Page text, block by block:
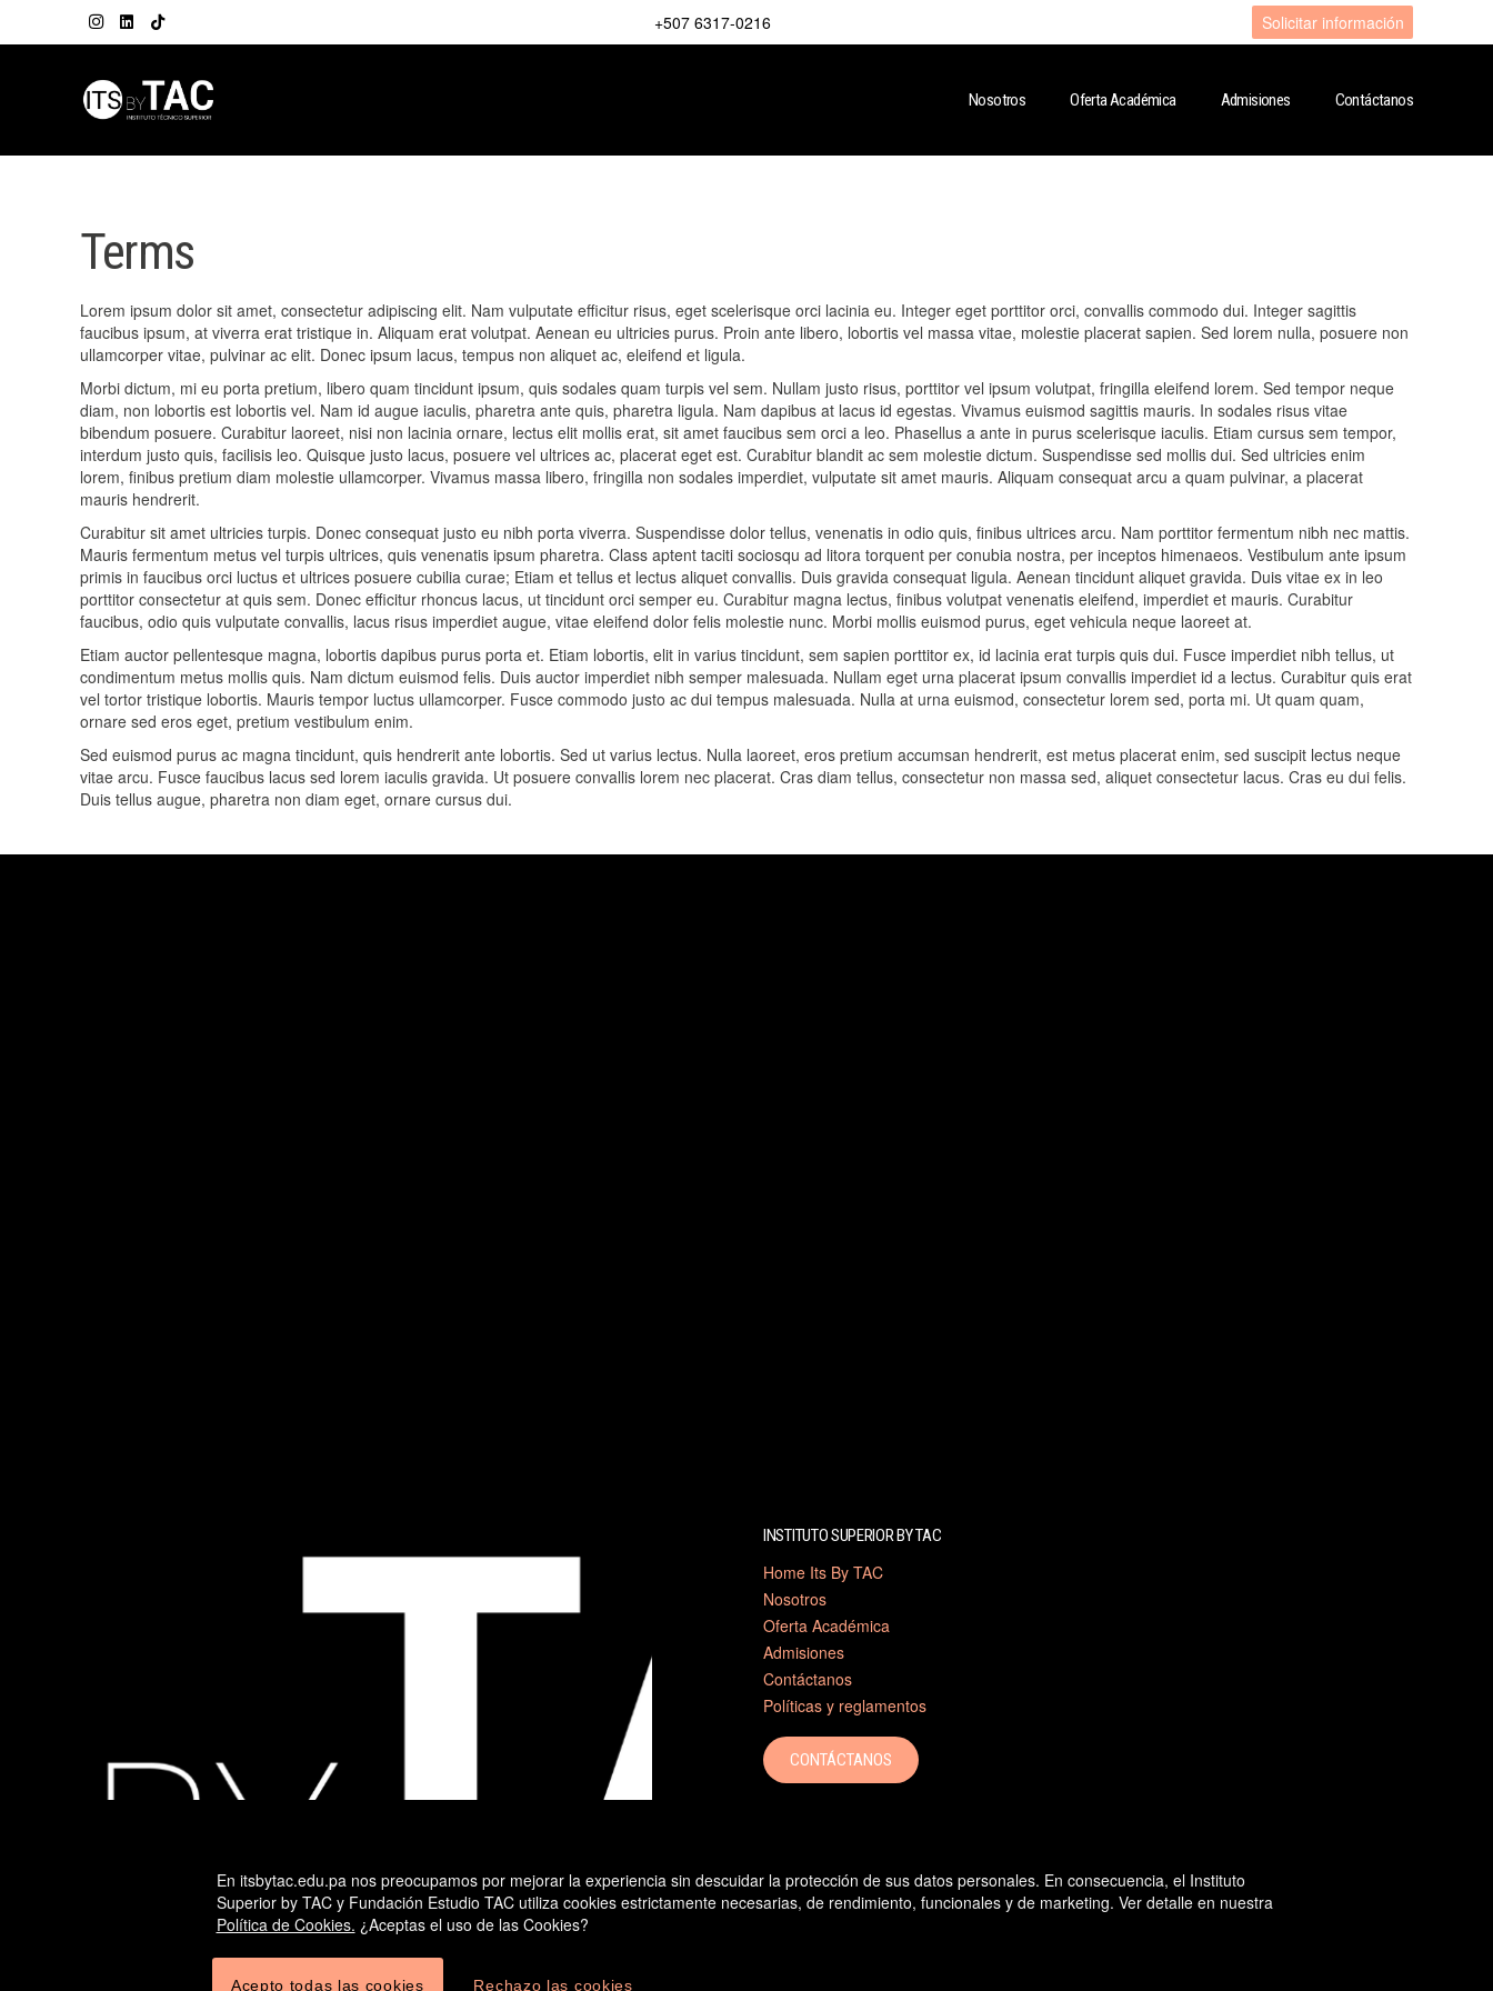
+507 6317-0216 Solicitar información
Nosotros Oferta Académica Admisiones Contáctanos
Terms
Lorem ipsum dolor sit amet, consectetur adipiscing elit. Nam vulputate efficitur risus, eget scelerisque orci lacinia eu. Integer eget porttitor orci, convallis commodo dui. Integer sagittis
faucibus ipsum, at viverra erat tristique in. Aliquam erat volutpat. Aenean eu ultricies purus. Proin ante libero, lobortis vel massa vitae, molestie placerat sapien. Sed lorem nulla, posuere non
ullamcorper vitae, pulvinar ac elit. Donec ipsum lacus, tempus non aliquet ac, eleifend et ligula.
Morbi dictum, mi eu porta pretium, libero quam tincidunt ipsum, quis sodales quam turpis vel sem. Nullam justo risus, porttitor vel ipsum volutpat, fringilla eleifend lorem. Sed tempor neque
diam, non lobortis est lobortis vel. Nam id augue iaculis, pharetra ante quis, pharetra ligula. Nam dapibus at lacus id egestas. Vivamus euismod sagittis mauris. In sodales risus vitae
bibendum posuere. Curabitur laoreet, nisi non lacinia ornare, lectus elit mollis erat, sit amet faucibus sem orci a leo. Phasellus a ante in purus scelerisque iaculis. Etiam cursus sem tempor,
interdum justo quis, facilisis leo. Quisque justo lacus, posuere vel ultrices ac, placerat eget est. Curabitur blandit ac sem molestie dictum. Suspendisse sed mollis dui. Sed ultricies enim
lorem, finibus pretium diam molestie ullamcorper. Vivamus massa libero, fringilla non sodales imperdiet, vulputate sit amet mauris. Aliquam consequat arcu a quam pulvinar, a placerat
mauris hendrerit.
Curabitur sit amet ultricies turpis. Donec consequat justo eu nibh porta viverra. Suspendisse dolor tellus, venenatis in odio quis, finibus ultrices arcu. Nam porttitor fermentum nibh nec mattis.
Mauris fermentum metus vel turpis ultrices, quis venenatis ipsum pharetra. Class aptent taciti sociosqu ad litora torquent per conubia nostra, per inceptos himenaeos. Vestibulum ante ipsum
primis in faucibus orci luctus et ultrices posuere cubilia curae; Etiam et tellus et lectus aliquet convallis. Duis gravida consequat ligula. Aenean tincidunt aliquet gravida. Duis vitae ex in leo
porttitor consectetur at quis sem. Donec efficitur rhoncus lacus, ut tincidunt orci semper eu. Curabitur magna lectus, finibus volutpat venenatis eleifend, imperdiet et mauris. Curabitur
faucibus, odio quis vulputate convallis, lacus risus imperdiet augue, vitae eleifend dolor felis molestie nunc. Morbi mollis euismod purus, eget vehicula neque laoreet at.
Etiam auctor pellentesque magna, lobortis dapibus purus porta et. Etiam lobortis, elit in varius tincidunt, sem sapien porttitor ex, id lacinia erat turpis quis dui. Fusce imperdiet nibh tellus, ut
condimentum metus mollis quis. Nam dictum euismod felis. Duis auctor imperdiet nibh semper malesuada. Nullam eget urna placerat ipsum convallis imperdiet id a lectus. Curabitur quis erat
vel tortor tristique lobortis. Mauris tempor luctus ullamcorper. Fusce commodo justo ac dui tempus malesuada. Nulla at urna euismod, consectetur lorem sed, porta mi. Ut quam quam,
ornare sed eros eget, pretium vestibulum enim.
Sed euismod purus ac magna tincidunt, quis hendrerit ante lobortis. Sed ut varius lectus. Nulla laoreet, eros pretium accumsan hendrerit, est metus placerat enim, sed suscipit lectus neque
vitae arcu. Fusce faucibus lacus sed lorem iaculis gravida. Ut posuere convallis lorem nec placerat. Cras diam tellus, consectetur non massa sed, aliquet consectetur lacus. Cras eu dui felis.
Duis tellus augue, pharetra non diam eget, ornare cursus dui.
INSTITUTO SUPERIOR BY TAC
Home Its By TAC
Nosotros
Oferta Académica
Admisiones
Contáctanos
Políticas y reglamentos
CONTÁCTANOS
En itsbytac.edu.pa nos preocupamos por mejorar la experiencia sin descuidar la protección de sus datos personales. En consecuencia, el Instituto
Superior by TAC y Fundación Estudio TAC utiliza cookies estrictamente necesarias, de rendimiento, funcionales y de marketing. Ver detalle en nuestra
Política de Cookies. ¿Aceptas el uso de las Cookies?
Acepto todas las cookies Rechazo las cookies